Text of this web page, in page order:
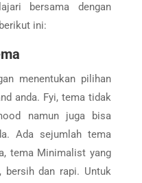
bersama dengan
ini:
menentukan pilihan
anda. Fyi, tema tidak
namun juga bisa
Ada sejumlah tema
tema Minimalist yang
bersih dan rapi. Untuk